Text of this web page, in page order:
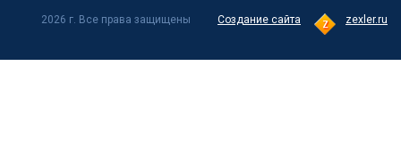
Создание сайта zexler.ru
2026 г. Все права защищены